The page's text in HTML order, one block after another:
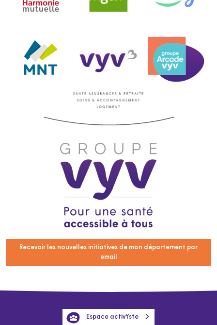
Recevoir les nouvelles initiatives de mon département par
email
Espace activYste